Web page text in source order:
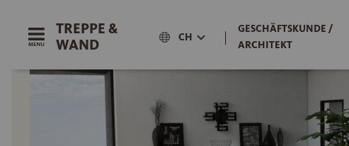
TREPPE &
WAND
CH |
GESCHÄFTSKUNDE /
ARCHITEKT